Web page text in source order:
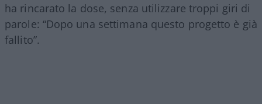
ha rincarato la dose, senza utilizzare troppi giri di
parole: “Dopo una settimana questo progetto è già
fallito”.